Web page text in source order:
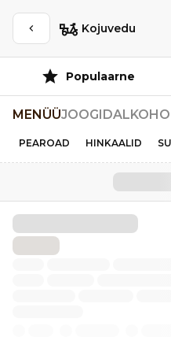
Kojuvedu
Populaarne
MENÜÜJOOGID
PEAROAD HINKAALID